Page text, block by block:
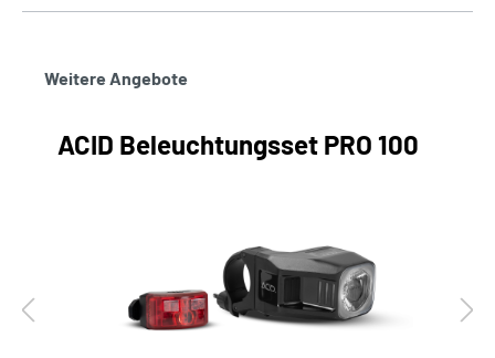
Weitere Angebote
ACID Beleuchtungsset PRO 100